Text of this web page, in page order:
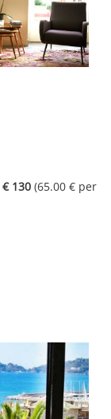
€ 130 (65.00 € per